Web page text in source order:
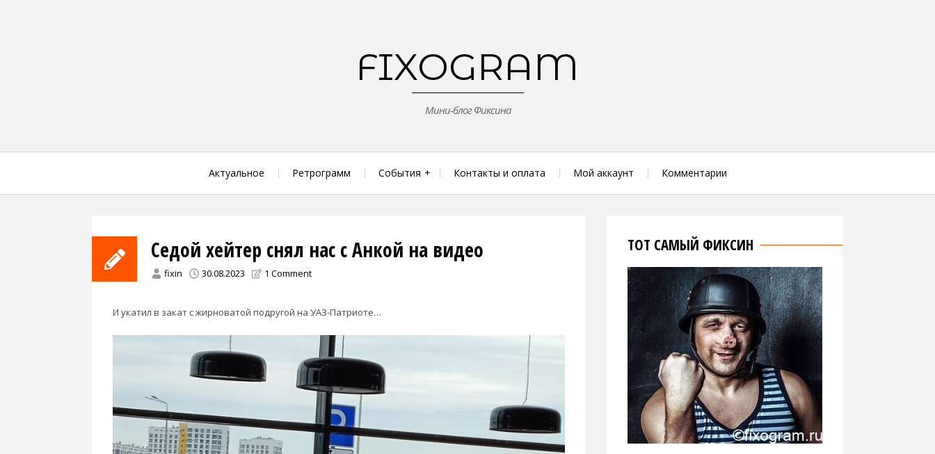
FIXOGRAM
Мини-блог Фиксина
Актуальное Ретрограмм События Контакты и оплата Мой аккаунт Комментарии
Седой хейтер снял нас с Анкой на видео
fixin 30.08.2023 1 Comment
И укатил в закат с жирноватой подругой на УАЗ-Патриоте…
ТОТ САМЫЙ ФИКСИН